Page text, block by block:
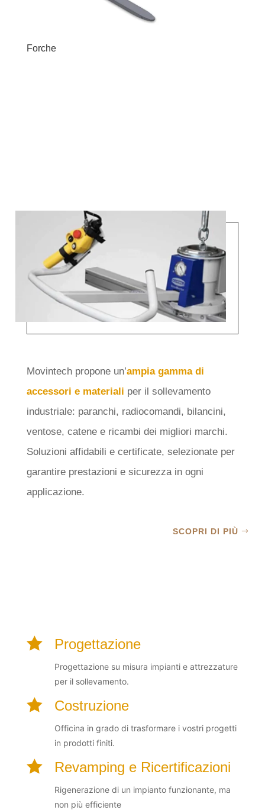
Forche
ACCESSORI E COMPONENTI
Movintech propone un’ampia gamma di
accessori e materiali per il sollevamento
industriale: paranchi, radiocomandi, bilancini,
ventose, catene e ricambi dei migliori marchi.
Soluzioni affidabili e certificate, selezionate per
garantire prestazioni e sicurezza in ogni
applicazione.
SCOPRI DI PIÙ
 Progettazione
Progettazione su misura impianti e attrezzature
per il sollevamento.
 Costruzione
Officina in grado di trasformare i vostri progetti
in prodotti finiti.
 Revamping e Ricertificazioni
Rigenerazione di un impianto funzionante, ma
non più efficiente